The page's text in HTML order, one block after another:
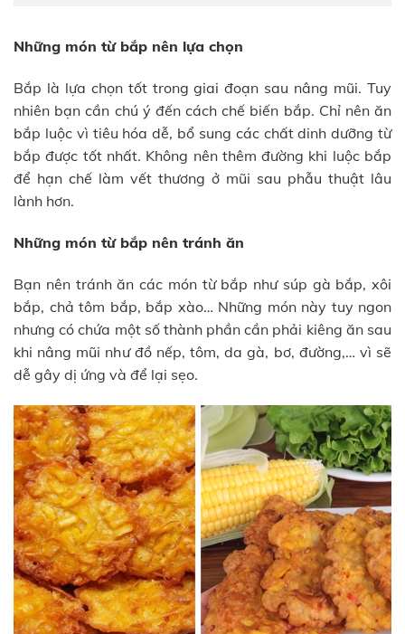
Những món từ bắp nên lựa chọn
Bắp là lựa chọn tốt trong giai đoạn sau nâng mũi. Tuy
nhiên bạn cần chú ý đến cách chế biến bắp. Chỉ nên ăn
bắp luộc vì tiêu hóa dễ, bổ sung các chất dinh dưỡng từ
bắp được tốt nhất. Không nên thêm đường khi luộc bắp
để hạn chế làm vết thương ở mũi sau phẫu thuật lâu
lành hơn.
Những món từ bắp nên tránh ăn
Bạn nên tránh ăn các món từ bắp như súp gà bắp, xôi
bắp, chả tôm bắp, bắp xào… Những món này tuy ngon
nhưng có chứa một số thành phần cần phải kiêng ăn sau
khi nâng mũi như đồ nếp, tôm, da gà, bơ, đường,… vì sẽ
dễ gây dị ứng và để lại sẹo.